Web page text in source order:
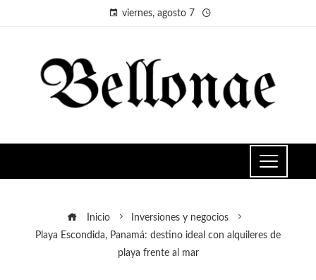
viernes, agosto 7
Inicio
Inversiones y negocios
Playa Escondida, Panamá: destino ideal con alquileres de
playa frente al mar